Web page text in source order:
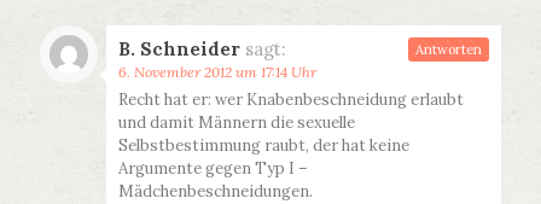
B. Schneider sagt:
6. November 2012 um 17:14 Uhr
Recht hat er: wer Knabenbeschneidung erlaubt
und damit Männern die sexuelle
Selbstbestimmung raubt, der hat keine
Argumente gegen Typ I –
Mädchenbeschneidungen.
Antworten